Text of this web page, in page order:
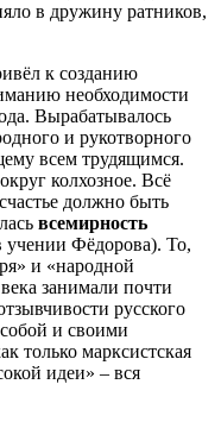
в дружину ратников,
к созданию
необходимости
Вырабатывалось
и рукотворного
всем трудящимся.
колхозное. Всё
должно быть
всемирность
учении Фёдорова). То,
и «народной
занимали почти
русского
и своими
только марксистская
идеи» – вся